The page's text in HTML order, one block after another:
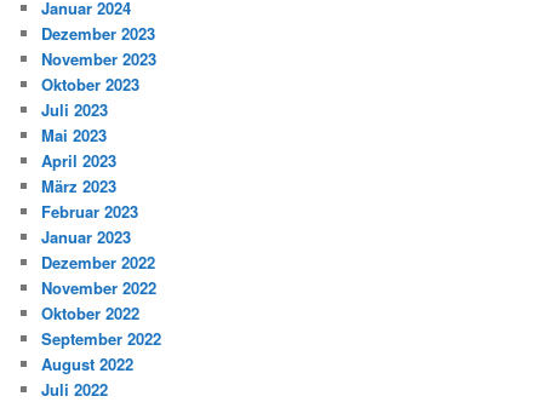
Januar 2024
Dezember 2023
November 2023
Oktober 2023
Juli 2023
Mai 2023
April 2023
März 2023
Februar 2023
Januar 2023
Dezember 2022
November 2022
Oktober 2022
September 2022
August 2022
Juli 2022